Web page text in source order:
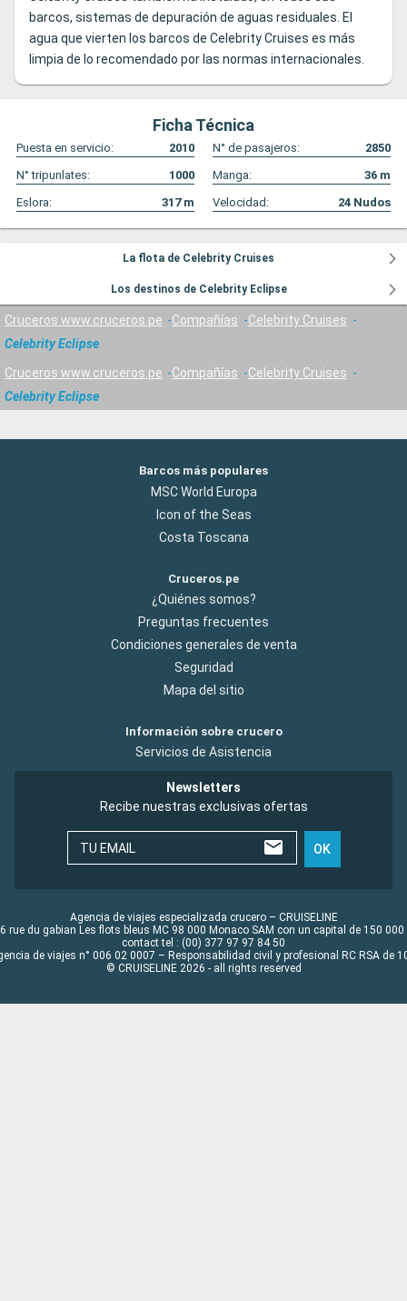
barcos, sistemas de depuración de aguas residuales. El
agua que vierten los barcos de Celebrity Cruises es más
limpia de lo recomendado por las normas internacionales.
Ficha Técnica
Puesta en servicio: 2010 N° de pasajeros:
2850
N° tripunlates:
1000 Manga: 36 m
Eslora:
317m Velocidad: 24 Nudos
La flota de Celebrity Cruises
Los destinos de Celebrity Eclipse
Cruceros www.cruceros.pe Compañías
Celebrity Cruises
Celebrity Eclipse
Cruceros www.cruceros.pe Compañías
Celebrity Cruises
Celebrity Eclipse
Barcos más populares
MSC World Europa
Icon of the Seas
Costa Toscana
Cruceros.pe
¿Quiénes somos?
Preguntas frecuentes
Condiciones generales de venta
Seguridad
Mapa del sitio
Información sobre crucero
Servicios de Asistencia
Newsletters
Recibe nuestras exclusivas ofertas
TU EMAIL OK
Agencia de viajes especializada crucero – CRUISELINE
rue du gabian Les flots bleus MC 98 000 Monaco SAM con un capital de 150 000
contact tel : (00) 377 97 97 84 50
de viajes n° 006 02 0007 – Responsabilidad civil y profesional RC RSA de
© CRUISELINE 2026 - all rights reserved